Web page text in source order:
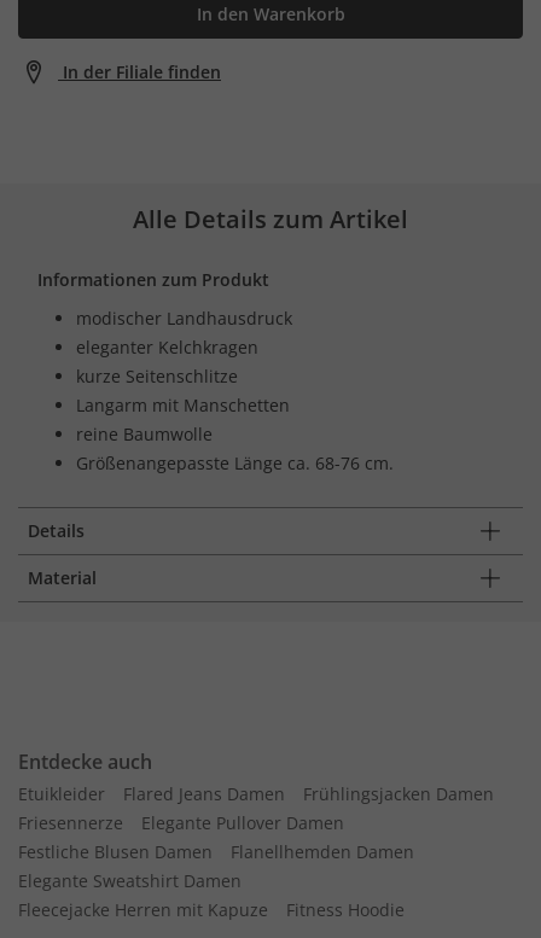
In den Warenkorb
In der Filiale finden
Alle Details zum Artikel
Informationen zum Produkt
modischer Landhausdruck
eleganter Kelchkragen
kurze Seitenschlitze
Langarm mit Manschetten
reine Baumwolle
Größenangepasste Länge ca. 68-76 cm.
Details
Material
Entdecke auch
Etuikleider Flared Jeans Damen
Frühlingsjacken Damen
Friesennerze
Elegante Pullover Damen
Festliche Blusen Damen
Flanellhemden Damen
Elegante Sweatshirt Damen
Fleecejacke Herren mit Kapuze
Fitness Hoodie